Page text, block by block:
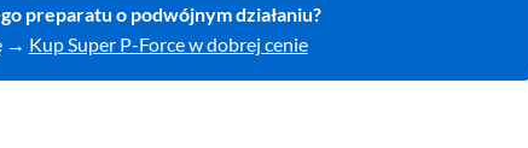
preparatu o podwójnym działaniu?
→ Kup Super P-Force w dobrej cenie